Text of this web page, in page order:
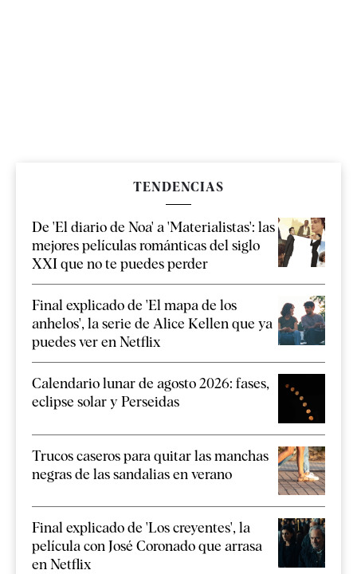
TENDENCIAS
De 'El diario de Noa' a 'Materialistas': las
mejores películas románticas del siglo
XXI que no te puedes perder
Final explicado de 'El mapa de los
anhelos', la serie de Alice Kellen que ya
puedes ver en Netflix
Calendario lunar de agosto 2026: fases,
eclipse solar y Perseidas
Trucos caseros para quitar las manchas
negras de las sandalias en verano
Final explicado de 'Los creyentes', la
película con José Coronado que arrasa
en Netflix